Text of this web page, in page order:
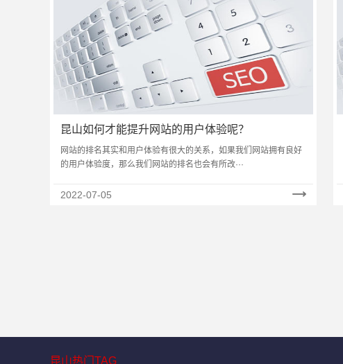
昆山如何才能提升网站的用户体验呢？
网站的排名其实和用户体验有很大的关系，如果我们网站拥有良好
的用户体验度，那么我们网站的排名也会有所改···
2022-07-05
昆山热门TAG